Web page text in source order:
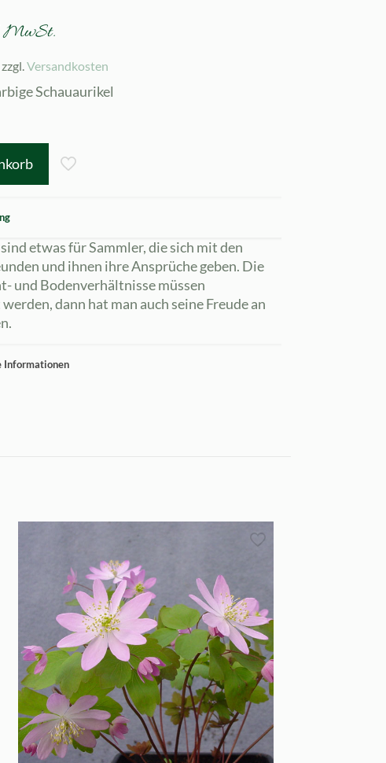
MwSt.
zzgl.Versandkosten
Schauaurikel
etwas für Sammler, die sich mit den
und ihnen ihre Ansprüche geben. Die
und Bodenverhältnisse müssen
dann hat man auch seine Freude an
Informationen